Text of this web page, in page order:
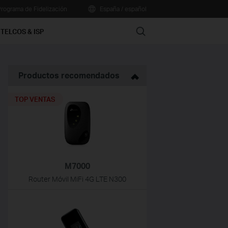
TELCOS & ISP Search
Productos recomendados
M7000
Router Móvil MiFi 4G LTE N300
TOP VENTAS